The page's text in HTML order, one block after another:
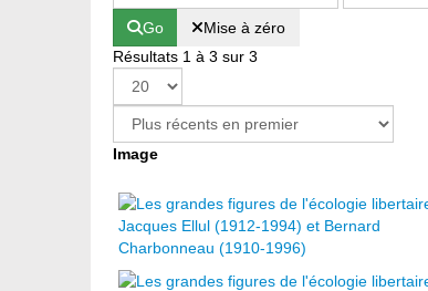
Go
Mise à zéro
Résultats 1 à 3 sur 3
Image